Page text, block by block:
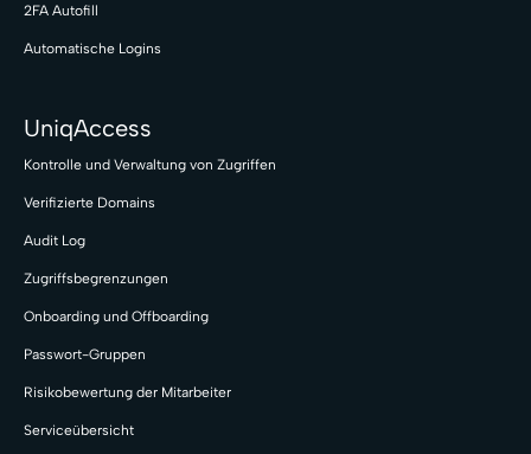
2FA Autofill
Automatische Logins
UniqAccess
Kontrolle und Verwaltung von Zugriffen
Verifizierte Domains
Audit Log
Zugriffsbegrenzungen
Onboarding und Offboarding
Passwort-Gruppen
Risikobewertung der Mitarbeiter
Serviceübersicht